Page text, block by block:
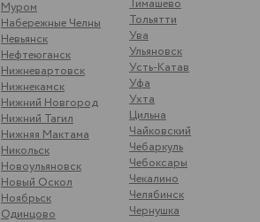
Муром
Набережные Челны
Невьянск
Нефтеюганск
Нижневартовск
Нижнекамск
Нижний Новгород
Нижний Тагил
Нижняя Мактама
Никольск
Новоульяновск
Новый Оскол
Ноябрьск
Одинцово
Тимашево
Тольятти
Ува
Ульяновск
Усть-Катав
Уфа
Ухта
Цильна
Чайковский
Чебаркуль
Чебоксары
Чекалино
Челябинск
Чернушка